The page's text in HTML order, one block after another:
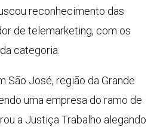
reconhecimento das
de telemarketing, com os
categoria.
São José, região da Grande
uma empresa do ramo de
a Justiça Trabalho alegando